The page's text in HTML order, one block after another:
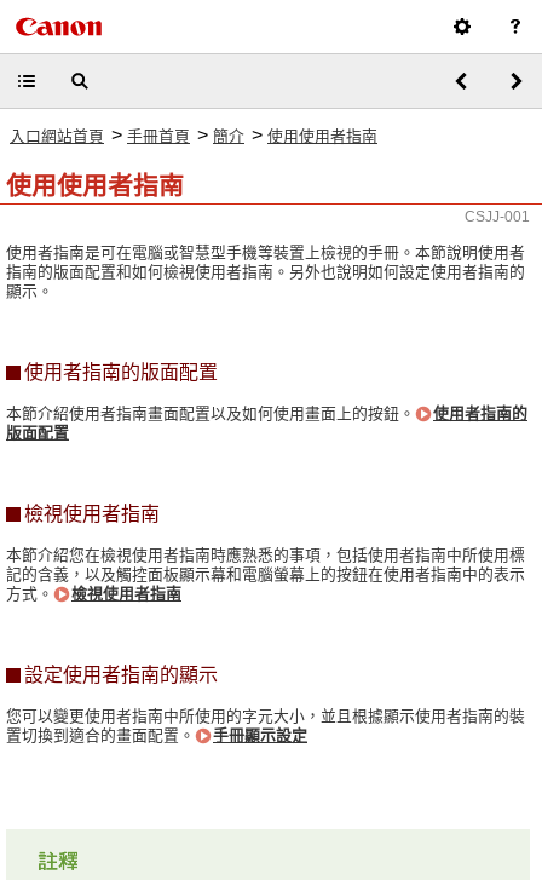
入口網站首頁 > 手冊首頁 > 簡介 > 使用使用者指南
使用使用者指南
CSJJ-001
使用者指南是可在電腦或智慧型手機等裝置上檢視的手冊。本節說明使用者
指南的版面配置和如何檢視使用者指南。另外也說明如何設定使用者指南的
顯示。
使用者指南的版面配置
本節介紹使用者指南畫面配置以及如何使用畫面上的按鈕。
使用者指南的
版面配置
檢視使用者指南
本節介紹您在檢視使用者指南時應熟悉的事項，包括使用者指南中所使用標
記的含義，以及觸控面板顯示幕和電腦螢幕上的按鈕在使用者指南中的表示
方式。
檢視使用者指南
設定使用者指南的顯示
您可以變更使用者指南中所使用的字元大小，並且根據顯示使用者指南的裝
置切換到適合的畫面配置。
手冊顯示設定